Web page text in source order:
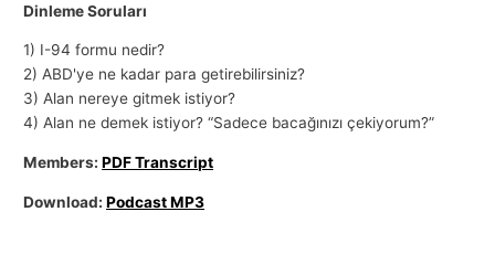
Dinleme Soruları
1) I-94 formu nedir?
2) ABD'ye ne kadar para getirebilirsiniz?
3) Alan nereye gitmek istiyor?
4) Alan ne demek istiyor? “Sadece bacağınızı çekiyorum?”
Members:PDF Transcript
Download:Podcast MP3